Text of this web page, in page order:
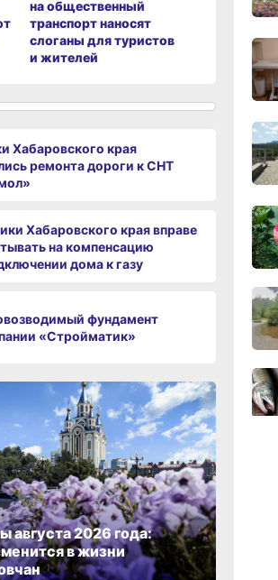
на общественный
транспорт наносят
слоганы для туристов
и жителей
Хабаровского края
ремонта дороги к СНТ
Хабаровского края вправе
на компенсацию
дома к газу
фундамент
«Стройматик»
августа 2026 года:
в жизни
11:09,